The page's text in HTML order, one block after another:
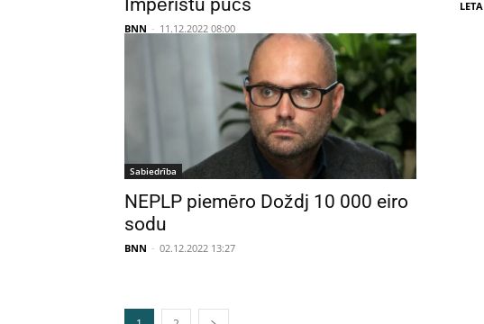
Impēristu pučs
BNN - 11.12.2022 08:00
LETA
Sabiedrība
NEPLP piemēro Doždj 10 000 eiro
sodu
BNN - 02.12.2022 13:27